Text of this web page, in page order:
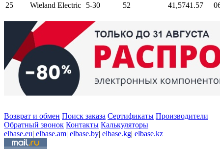
25 Wieland Electric 5-30 52 41,5741.57
Возврат и обмен Поиск заказа Сертификаты Производители
Обратный звонок Контакты Калькуляторы
elbase.eu| elbase.am| elbase.by| elbase.kg| elbase.kz